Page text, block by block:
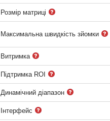
Розмір матриці
Максимальна швидкість зйомки
Витримка
Підтримка ROI
Динамічний діапазон
Інтерфейс